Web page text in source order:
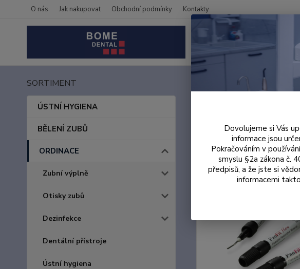
O nás Jak nakupovat Obchodní podmínky Kontakty
SORTIMENT
ÚSTNÍ HYGIENA
BĚLENÍ ZUBŮ
ORDINACE
Zubní výplně
Otisky zubů
Dezinfekce
Dentální přístroje
Ústní hygiena
ORDINACE
ProFil™
Dovolujeme si Vás
informace jsou
Pokračováním v
smyslu §2a zákona č.
předpisů, a že jste si
informacemi